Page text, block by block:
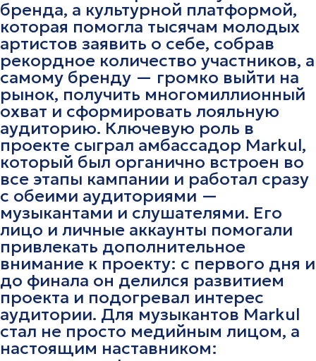
бренда, а культурной платформой,
которая помогла тысячам молодых
артистов заявить о себе, собрав
рекордное количество участников, а
самому бренду — громко выйти на
рынок, получить многомиллионный
охват и сформировать лояльную
аудиторию. Ключевую роль в
проекте сыграл амбассадор Markul,
который был органично встроен во
все этапы кампании и работал сразу
с обеими аудиториями —
музыкантами и слушателями. Его
лицо и личные аккаунты помогали
привлекать дополнительное
внимание к проекту: с первого дня и
до финала он делился развитием
проекта и подогревал интерес
аудитории. Для музыкантов Markul
стал не просто медийным лицом, а
настоящим наставником: